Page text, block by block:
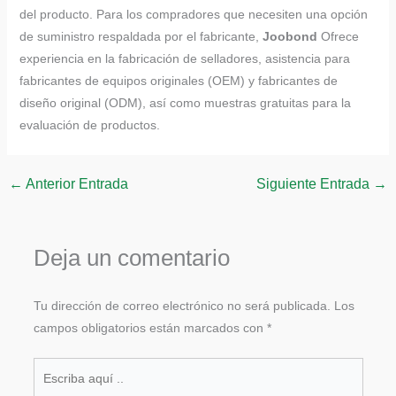
del producto. Para los compradores que necesiten una opción
de suministro respaldada por el fabricante, Joobond Ofrece
experiencia en la fabricación de selladores, asistencia para
fabricantes de equipos originales (OEM) y fabricantes de
diseño original (ODM), así como muestras gratuitas para la
evaluación de productos.
← Anterior Entrada Siguiente Entrada →
Deja un comentario
Tu dirección de correo electrónico no será publicada.
Los
campos obligatorios están marcados con *